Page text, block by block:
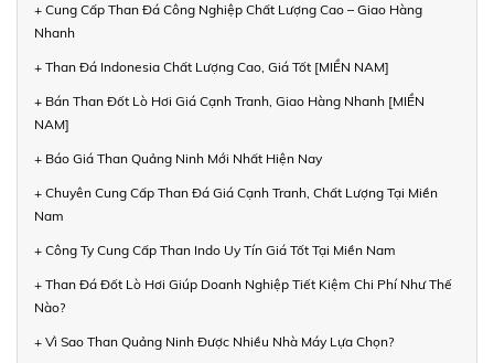
+ Cung Cấp Than Đá Công Nghiệp Chất Lượng Cao – Giao Hàng
Nhanh
+ Than Đá Indonesia Chất Lượng Cao, Giá Tốt [MIỀN NAM]
+ Bán Than Đốt Lò Hơi Giá Cạnh Tranh, Giao Hàng Nhanh [MIỀN
NAM]
+ Báo Giá Than Quảng Ninh Mới Nhất Hiện Nay
+ Chuyên Cung Cấp Than Đá Giá Cạnh Tranh, Chất Lượng Tại Miền
Nam
+ Công Ty Cung Cấp Than Indo Uy Tín Giá Tốt Tại Miền Nam
+ Than Đá Đốt Lò Hơi Giúp Doanh Nghiệp Tiết Kiệm Chi Phí Như Thế
Nào?
+ Vì Sao Than Quảng Ninh Được Nhiều Nhà Máy Lựa Chọn?